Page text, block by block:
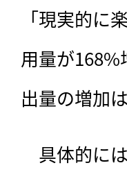
「現実的に
用量が
出量の増加
具体的に